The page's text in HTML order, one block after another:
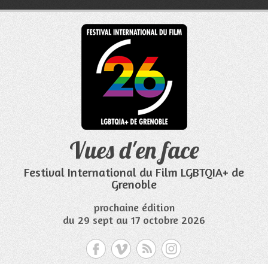
Vues d'en face
Festival International du Film LGBTQIA+ de
Grenoble
prochaine édition
du 29 sept au 17 octobre 2026